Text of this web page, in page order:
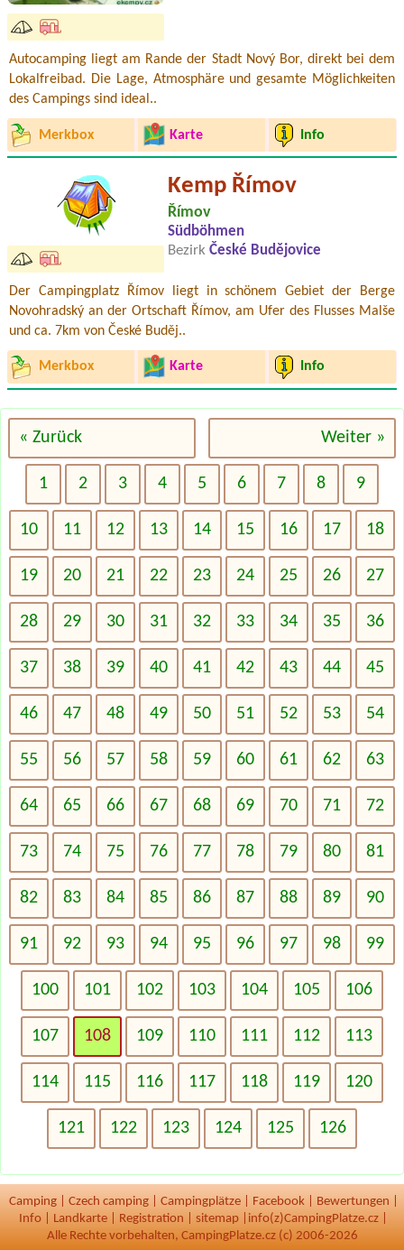
Autocamping liegt am Rande der Stadt Nový Bor, direkt bei dem
Lokalfreibad. Die Lage, Atmosphäre und gesamte Möglichkeiten
des Campings sind ideal..
Merkbox Karte Info
Kemp Římov
Římov
Südböhmen
Bezirk České Budějovice
Der Campingplatz Římov liegt in schönem Gebiet der Berge
Novohradský an der Ortschaft Římov, am Ufer des Flusses Malše
und ca. 7km von České Buděj..
Merkbox Karte Info
« Zurück Weiter »
1 2 3 4 5 6 7 8 9
10 11 12 13 14 15 16 17 18
19 20 21 22 23 24 25 26 27
28 29 30 31 32 33 34 35 36
37 38 39 40 41 42 43 44 45
46 47 48 49 50 51 52 53 54
55 56 57 58 59 60 61 62 63
64 65 66 67 68 69 70 71 72
73 74 75 76 77 78 79 80 81
82 83 84 85 86 87 88 89 90
91 92 93 94 95 96 97 98 99
100 101 102 103 104 105 106
107 108 109 110 111 112 113
114 115 116 117 118 119 120
121 122 123 124 125 126
Camping Czech camping Campingplätze Facebook Bewertungen
Info
Landkarte Registration sitemap
info(z)CampingPlatze.cz |
Alle Rechte vorbehalten, CampingPlatze.cz (c) 2006-2026